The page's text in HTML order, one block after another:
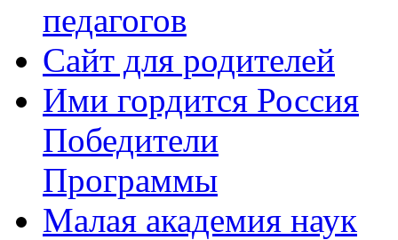
педагогов
Сайт для родителей
Ими гордится Россия
Победители
Программы
Малая академия наук